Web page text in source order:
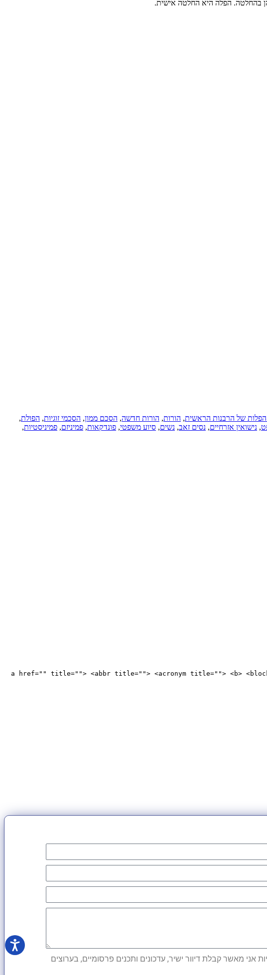
בהחלטה. הפלה היא החלטה אישית.
הפלות של הרבנות הראשית, הורות, הורות חדשה, הסכם ממון, הסכמי זוגיות, הפולת,
, נישואין אזרחיים, נסים זאב, נשים, סיוע משפטי, פונדקאות, פמיניזם, פמיניסטיות,
<a href="" title=""> <abbr title=""> <acronym title=""> <b>
אני מאשר קבלת דיוור ישיר, עדכונים ותכנים פרסומיים, בערוצים